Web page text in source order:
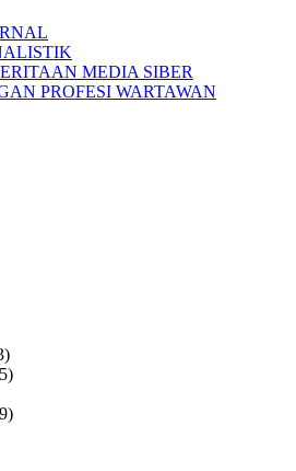
MEDIA SIBER
PROFESI WARTAWAN